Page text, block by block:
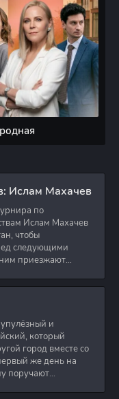
Ислам Махачев
по
Ислам Махачев
чтобы
следующими
приезжают
и
который
город вместе со
же день на
поручают